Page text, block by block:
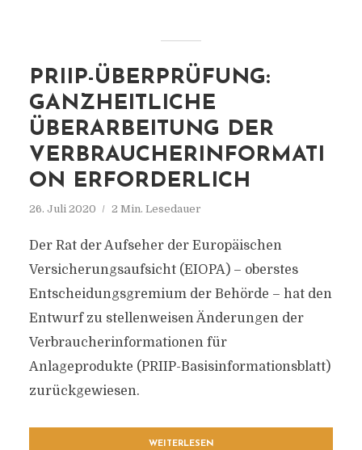
PRIIP-ÜBERPRÜFUNG:
GANZHEITLICHE
ÜBERARBEITUNG DER
VERBRAUCHERINFORMATI
ON ERFORDERLICH
26. Juli 2020 2 Min. Lesedauer
Der Rat der Aufseher der Europäischen
Versicherungsaufsicht (EIOPA) – oberstes
Entscheidungsgremium der Behörde – hat den
Entwurf zu stellenweisen Änderungen der
Verbraucherinformationen für
Anlageprodukte (PRIIP-Basisinformationsblatt)
zurückgewiesen.
WEITERLESEN